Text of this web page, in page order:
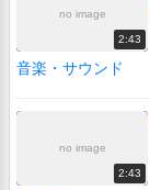
no image
2:43
音楽・サウンド
no image
2:43